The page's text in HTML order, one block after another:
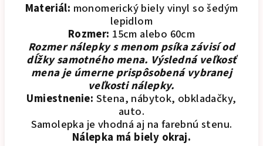
Materiál: monomerický biely vinyl so šedým
lepidlom
Rozmer: 15cm alebo 60cm
Rozmer nálepky s menom psíka závisí od
dĺžky samotného mena. Výsledná veľkosť
mena je úmerne prispôsobená vybranej
veľkosti nálepky.
Umiestnenie: Stena, nábytok, obkladačky,
auto.
Samolepka je vhodná aj na farebnú stenu.
Nálepka má biely okraj.